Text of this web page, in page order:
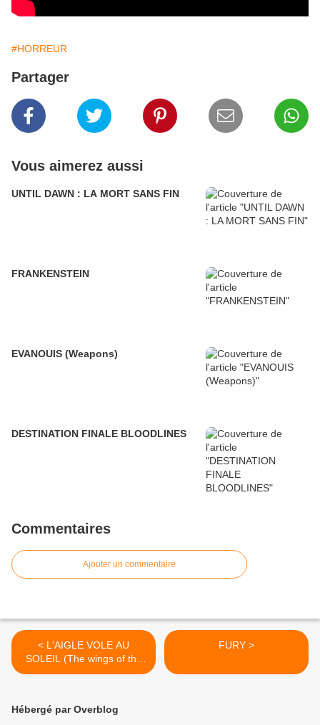
#HORREUR
Partager
Vous aimerez aussi
UNTIL DAWN : LA MORT SANS FIN
FRANKENSTEIN
EVANOUIS (Weapons)
DESTINATION FINALE BLOODLINES
Commentaires
Ajouter un commentaire
< L'AIGLE VOLE AU
SOLEIL (The wings of the
eagles)
FURY >
Hébergé par Overblog